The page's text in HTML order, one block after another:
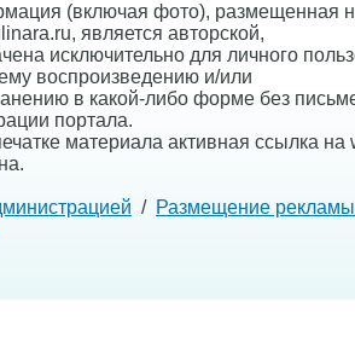
(включая фото), размещенная
является авторской,
исключительно для личного
воспроизведению и/или
в какой-либо форме без
портала.
материала активная ссылка на
/ Размещение рекламы